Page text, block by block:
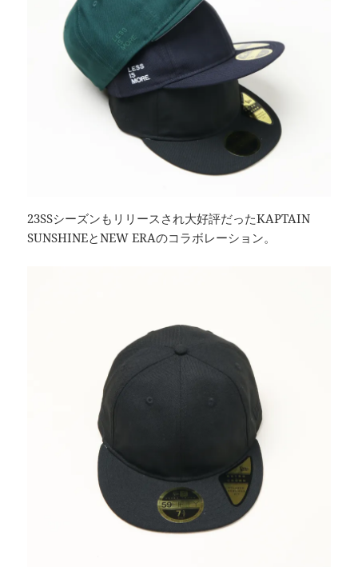
23SSシーズンもリリースされ大好評だったKAPTAIN
SUNSHINEとNEW ERAのコラボレーション。